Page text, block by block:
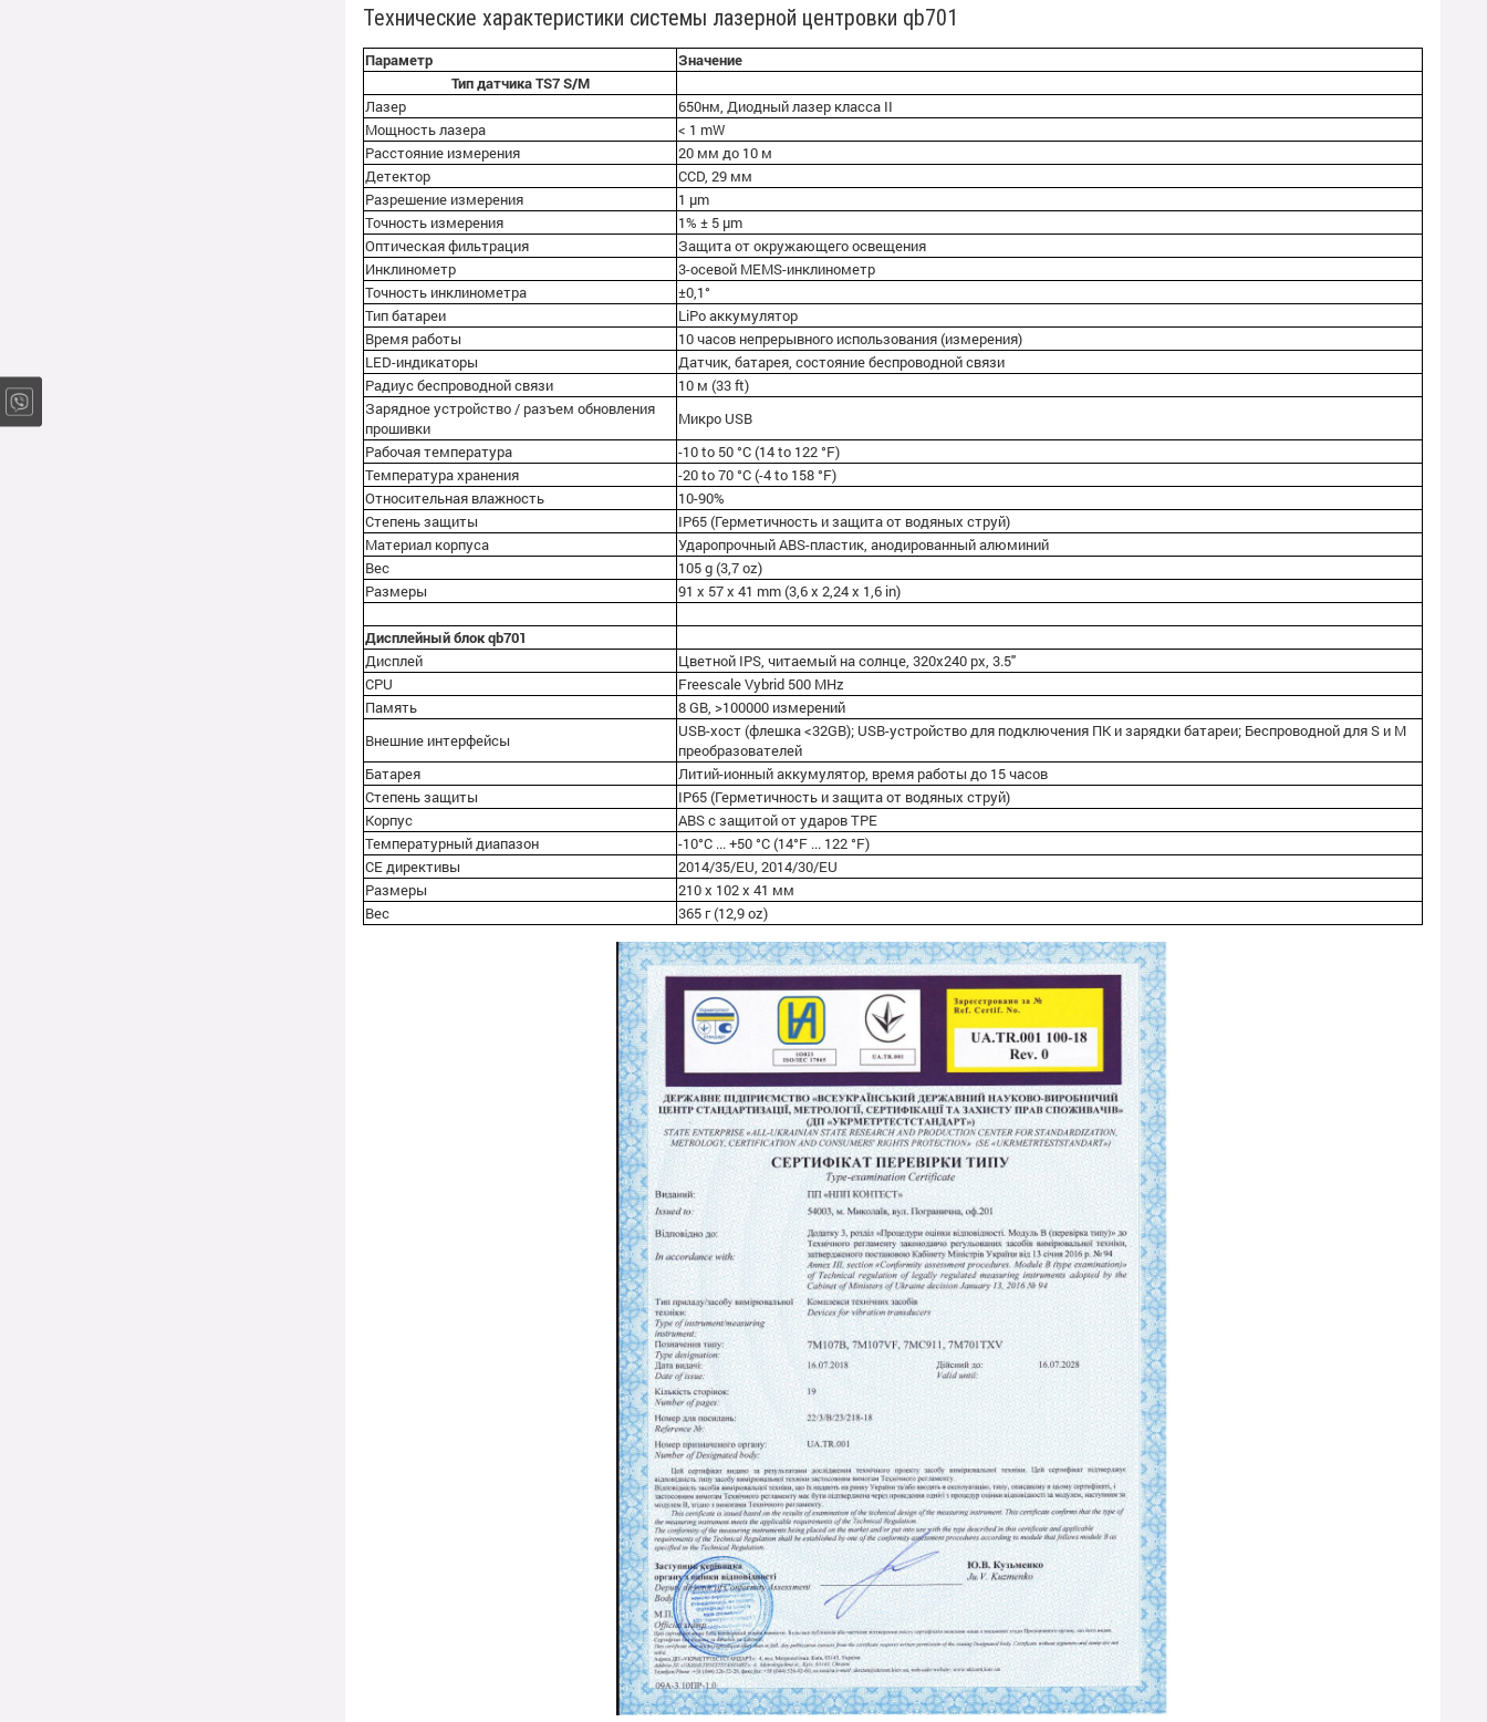
Технические характеристики системы лазерной центровки qb701
Параметр
Значение
Тип датчика TS7 S/M
Лазер
650нм, Диодный лазер класса II
Мощность лазера
< 1 mW
Расстояние измерения
20 мм до 10 м
Детектор
CCD, 29 мм
Разрешение измерения
1 µm
Точность измерения
1% ± 5 µm
Оптическая фильтрация
Защита от окружающего освещения
Инклинометр
3-осевой MEMS-инклинометр
Точность инклинометра
±0,1°
Тип батареи
LiPo аккумулятор
Время работы
10 часов непрерывного использования (измерения)
LED-индикаторы
Датчик, батарея, состояние беспроводной связи
Радиус беспроводной связи
10 м (33 ft)
Зарядное устройство / разъем обновления
прошивки
Микро USB
Рабочая температура
-10 to 50 °C (14 to 122 °F)
Температура хранения
-20 to 70 °C (-4 to 158 °F)
Относительная влажность
10-90%
Степень защиты
IP65 (Герметичность и защита от водяных струй)
Материал корпуса
Ударопрочный ABS-пластик, анодированный алюминий
Вес
105 g (3,7 oz)
Размеры
91 x 57 x 41 mm (3,6 x 2,24 x 1,6 in)
Дисплейный блок qb701
Дисплей
Цветной IPS, читаемый на солнце, 320х240 px, 3.5"
CPU
Freescale Vybrid 500 MHz
Память
8 GB, >100000 измерений
Внешние интерфейсы
USB-хост (флешка <32GB); USB-устройство для подключения ПК и зарядки батареи; Беспроводной для S и M
преобразователей
Батарея
Литий-ионный аккумулятор, время работы до 15 часов
Степень защиты
IP65 (Герметичность и защита от водяных струй)
Корпус
ABS с защитой от ударов ТРЕ
Температурный диапазон
-10°C ... +50 °C (14°F ... 122 °F)
СЕ директивы
2014/35/EU, 2014/30/EU
Размеры
210 х 102 х 41 мм
Вес
365 г (12,9 oz)